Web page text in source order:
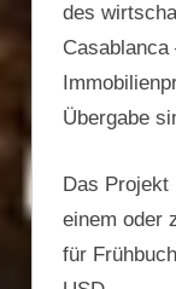
des
Übergabe
Das Projekt
einem oder
für